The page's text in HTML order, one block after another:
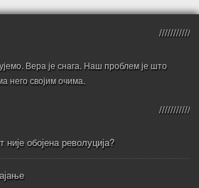
Вера је снага. Наш проблем је што
него својим очима.
обојена револуција?